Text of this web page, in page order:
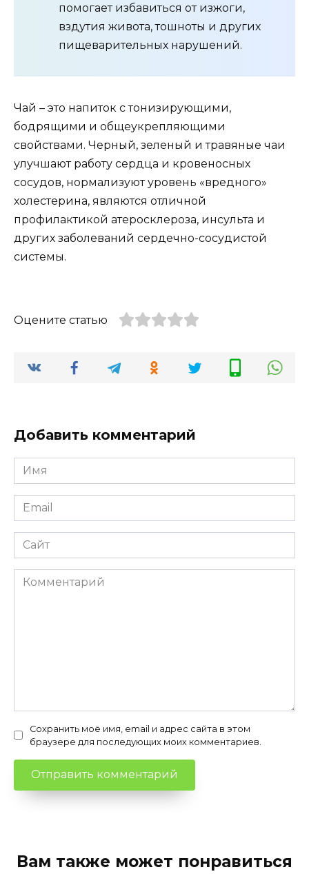
помогает избавиться от изжоги,
вздутия живота, тошноты и других
пищеварительных нарушений.
Чай – это напиток с тонизирующими,
бодрящими и общеукрепляющими
свойствами. Черный, зеленый и травяные чаи
улучшают работу сердца и кровеносных
сосудов, нормализуют уровень «вредного»
холестерина, являются отличной
профилактикой атеросклероза, инсульта и
других заболеваний сердечно-сосудистой
системы.
Оцените статью
Добавить комментарий
Имя
*
Email
*
Сайт
Комментарий
Сохранить моё имя, email и адрес сайта в этом
браузере для последующих моих комментариев.
Вам также может понравиться